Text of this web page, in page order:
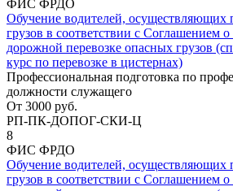
ФИС ФРДО
Обучение водителей, осуществляющих
грузов в соответствии с Соглашением
дорожной перевозке опасных грузов
курс по перевозке в цистернах)
Профессиональная подготовка по
должности служащего
От 3000 руб.
РП-ПК-ДОПОГ-СКИ-Ц
8
ФИС ФРДО
Обучение водителей, осуществляющих
грузов в соответствии с Соглашением